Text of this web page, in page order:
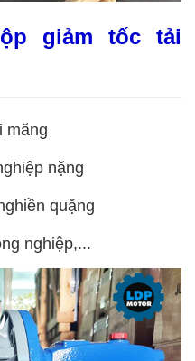
giảm tốc tải
măng
nặng
quặng
nghiệp,...